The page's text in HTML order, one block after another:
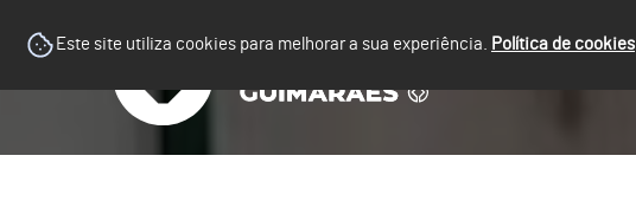
Este site utiliza cookies para melhorar a sua experiência. Política de cookies